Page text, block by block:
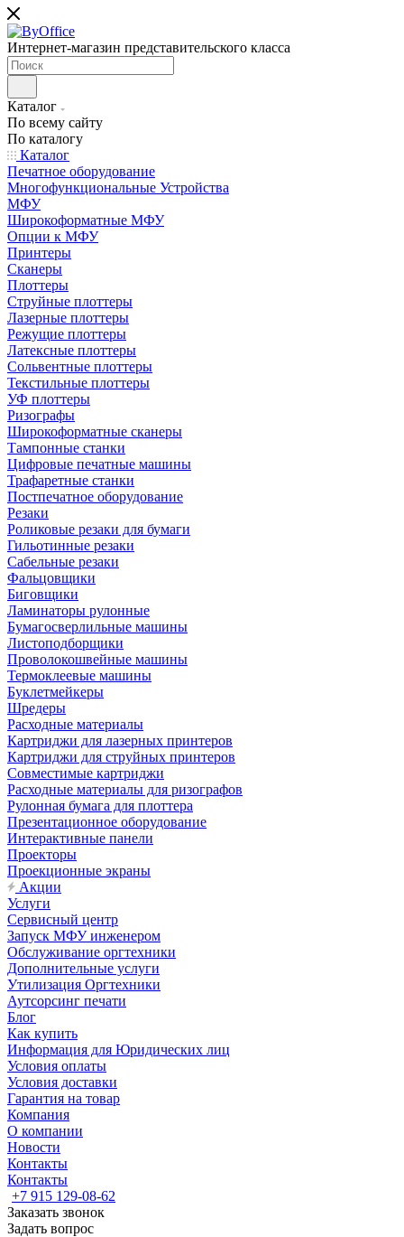
Интернет-магазин представительского класса
Каталог
По всему сайту
По каталогу
Каталог
Печатное оборудование
Многофункциональные Устройства
МФУ
Широкоформатные МФУ
Опции к МФУ
Принтеры
Сканеры
Плоттеры
Струйные плоттеры
Лазерные плоттеры
Режущие плоттеры
Латексные плоттеры
Сольвентные плоттеры
Текстильные плоттеры
УФ плоттеры
Ризографы
Широкоформатные сканеры
Тампонные станки
Цифровые печатные машины
Трафаретные станки
Постпечатное оборудование
Резаки
Роликовые резаки для бумаги
Гильотинные резаки
Сабельные резаки
Фальцовщики
Биговщики
Ламинаторы рулонные
Бумагосверлильные машины
Листоподборщики
Проволокошвейные машины
Термоклеевые машины
Буклетмейкеры
Шредеры
Расходные материалы
Картриджи для лазерных принтеров
Картриджи для струйных принтеров
Совместимые картриджи
Расходные материалы для ризографов
Рулонная бумага для плоттера
Презентационное оборудование
Интерактивные панели
Проекторы
Проекционные экраны
Акции
Услуги
Сервисный центр
Запуск МФУ инженером
Обслуживание оргтехники
Дополнительные услуги
Утилизация Оргтехники
Аутсорсинг печати
Блог
Как купить
Информация для Юридических лиц
Условия оплаты
Условия доставки
Гарантия на товар
Компания
О компании
Новости
Контакты
Контакты
+7 915 129-08-62
Заказать звонок
Задать вопрос